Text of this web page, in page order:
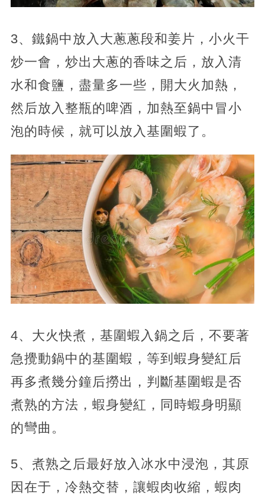
3、鐵鍋中放入大蔥蔥段和姜片，小火干
炒一會，炒出大蔥的香味之后，放入清
水和食鹽，盡量多一些，開大火加熱，
然后放入整瓶的啤酒，加熱至鍋中冒小
泡的時候，就可以放入基圍蝦了。
4、大火快煮，基圍蝦入鍋之后，不要著
急攪動鍋中的基圍蝦，等到蝦身變紅后
再多煮幾分鐘后撈出，判斷基圍蝦是否
煮熟的方法，蝦身變紅，同時蝦身明顯
的彎曲。
5、煮熟之后最好放入冰水中浸泡，其原
因在于，冷熱交替，讓蝦肉收縮，蝦肉